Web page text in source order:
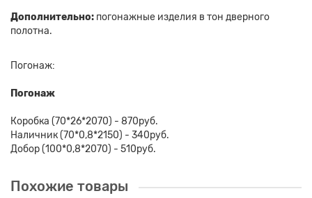
Дополнительно: погонажные изделия в тон дверного
полотна.
Погонаж:
Погонаж
Коробка (70*26*2070) - 870руб.
Наличник (70*0,8*2150) - 340руб.
Добор (100*0,8*2070) - 510руб.
Похожие товары